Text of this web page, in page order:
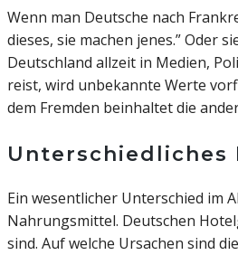
Wenn man Deutsche nach
dieses, sie machen jenes.” Oder
Deutschland allzeit in Medien,
reist, wird unbekannte Werte
dem Fremden beinhaltet die
Unterschiedliches
Ein wesentlicher Unterschied im
Nahrungsmittel. Deutschen
sind. Auf welche Ursachen sind